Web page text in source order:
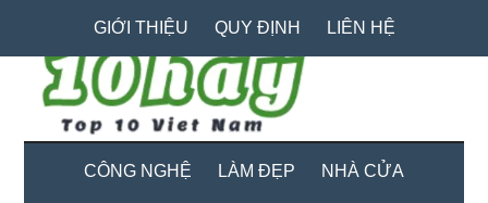
content
secondary
menu
primary
sidebar
GIỚI THIỆU QUY ĐỊNH LIÊN HỆ
CÔNG NGHỆ LÀM ĐẸP NHÀ CỬA